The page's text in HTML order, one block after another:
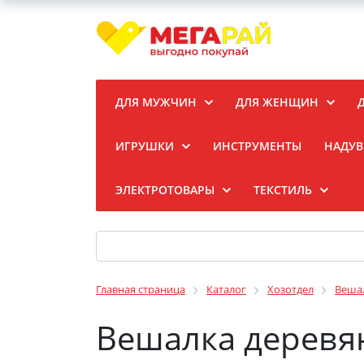
ДЛЯ МУЖЧИН ДЛЯ ЖЕНЩИН
ИГРУШКИ ИНСТРУМЕНТЫ
ЭЛЕКТРОТОВАРЫ ТЕКСТИЛЬ
Главная страница Каталог Хозотдел
Вешалка